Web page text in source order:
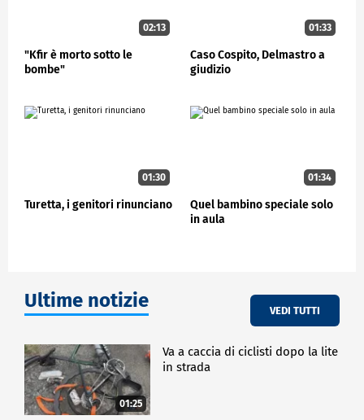
02:13
"Kfir è morto sotto le
bombe"
01:33
Caso Cospito, Delmastro a
giudizio
01:30
Turetta, i genitori rinunciano
01:34
Quel bambino speciale solo
in aula
Ultime notizie VEDI TUTTI
01:25
Va a caccia di ciclisti dopo la lite
in strada